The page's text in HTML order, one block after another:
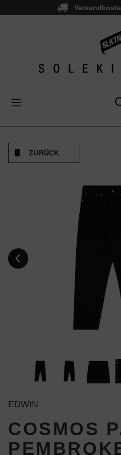
springen
ZURÜCK
EDWIN
COSMOS